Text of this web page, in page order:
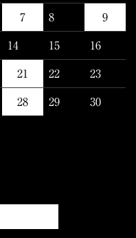
7 8 9
14 15 16
21 22 23
28 29
30